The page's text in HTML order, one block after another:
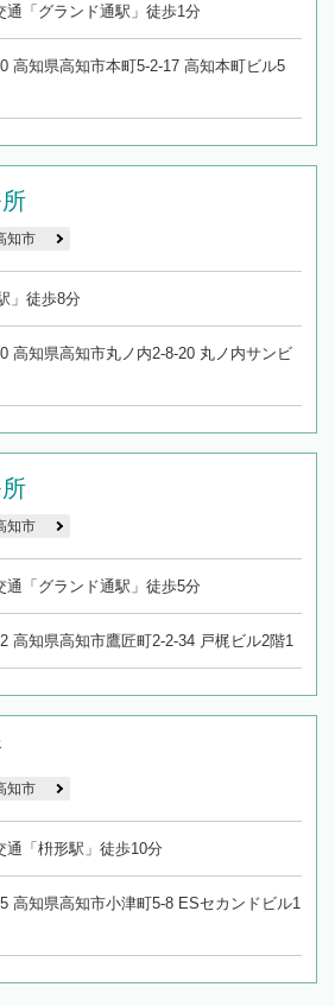
通「グランド通駅」徒歩1分
高知県高知市本町5-2-17 高知本町ビル5
知市
」徒歩8分
高知県高知市丸ノ内2-8-20 丸ノ内サンビ
知市
通「グランド通駅」徒歩5分
高知県高知市鷹匠町2-2-34 戸梶ビル2階1
知市
通「枡形駅」徒歩10分
高知県高知市小津町5-8 ESセカンドビル1